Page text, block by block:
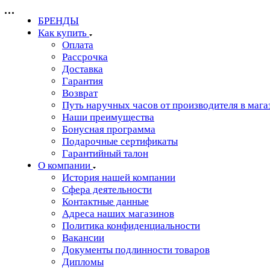
БРЕНДЫ
Как купить
Оплата
Рассрочка
Доставка
Гарантия
Возврат
Путь наручных часов от производителя в
Наши преимущества
Бонусная программа
Подарочные сертификаты
Гарантийный талон
О компании
История нашей компании
Сфера деятельности
Контактные данные
Адреса наших магазинов
Политика конфиденциальности
Вакансии
Документы подлинности товаров
Дипломы